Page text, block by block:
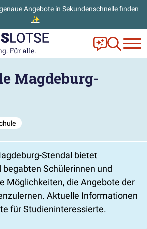
Angebote in Sekundenschnelle finden
✨
Seite springen
Frag Ella!
Zur
Magdeburg-
Stendal bietet
Schülerinnen und
Möglichkeiten, die Angebote der
Aktuelle Informationen
für Studieninteressierte.